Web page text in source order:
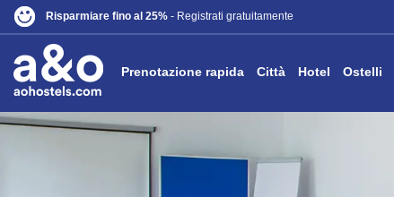
Risparmiare fino al 25% - Registrati gratuitamente
Prenotazione rapida Città Hotel Ostelli